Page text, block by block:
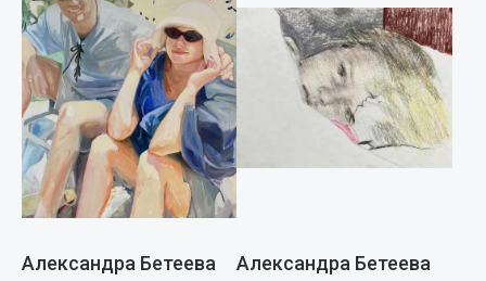
Александра Бетеева Александра Бетеева